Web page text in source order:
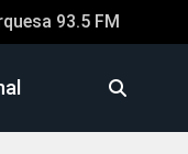
93.5 FM